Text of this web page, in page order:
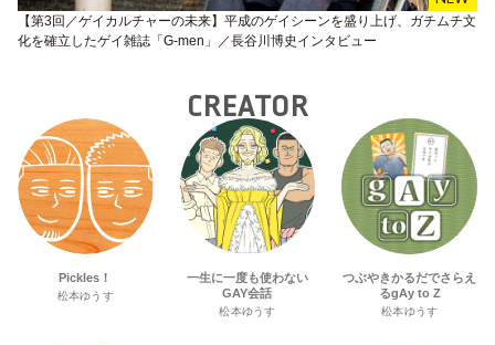
【第3回／ゲイカルチャーの未来】平成のゲイシーンを盛り上げ、ガチムチ文
化を確立したゲイ雑誌「G-men」／長谷川博史インタビュー
CREATOR
Pickles！
松本ゆうす
一生に一度も使わない
GAY会話
松本ゆうす
つぶやきかるだでさらえ
るgAy to Z
松本ゆうす